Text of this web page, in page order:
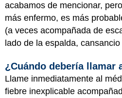
acabamos de mencionar,
más enfermo, es más
(a veces acompañada de
lado de la espalda,
¿Cuándo debería llamar
Llame inmediatamente al
fiebre inexplicable